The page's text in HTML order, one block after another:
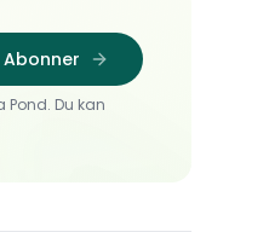
Abonner
Du kan